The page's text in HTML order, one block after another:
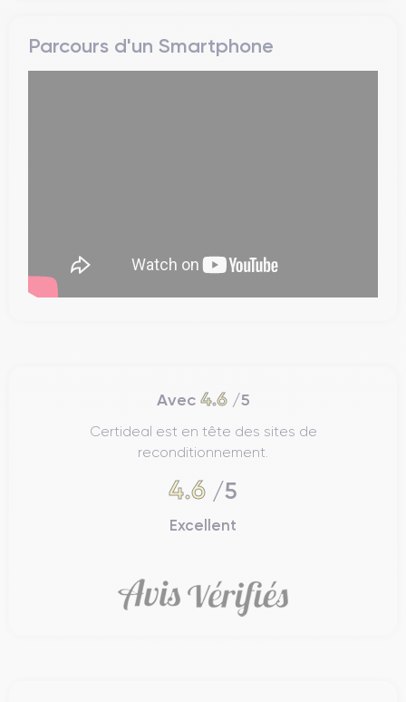
Parcours d'un Smartphone
Avec 4.6/5
Certideal est en tête des sites de
reconditionnement.
4.6 /5
Excellent